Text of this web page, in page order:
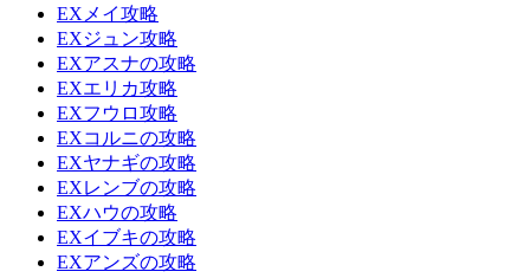
EXメイ攻略
EXジュン攻略
EXアスナの攻略
EXエリカ攻略
EXフウロ攻略
EXコルニの攻略
EXヤナギの攻略
EXレンブの攻略
EXハウの攻略
EXイブキの攻略
EXアンズの攻略